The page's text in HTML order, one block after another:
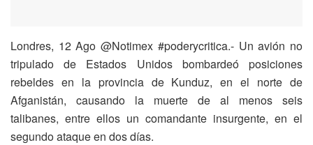
Londres, 12 Ago @Notimex #poderycritica.- Un avión no
tripulado de Estados Unidos bombardeó posiciones
rebeldes en la provincia de Kunduz, en el norte de
Afganistán, causando la muerte de al menos seis
talibanes, entre ellos un comandante insurgente, en el
segundo ataque en dos días.